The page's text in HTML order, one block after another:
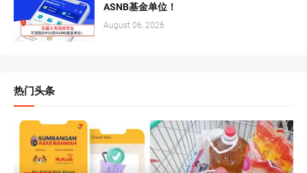
ASNB基金单位！
August 06, 2026
热门头条